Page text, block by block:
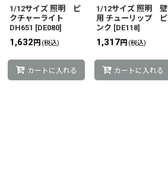
絞り込む
1/12サイズ 照明 ピ
クチャーライト
DH651 [DE080]
1,632 円 (税込)
カートに入れる
1/12サイズ 照明 壁
用 チューリップ ピ
ンク [DE118]
1,317円 (税込)
カートに入れる